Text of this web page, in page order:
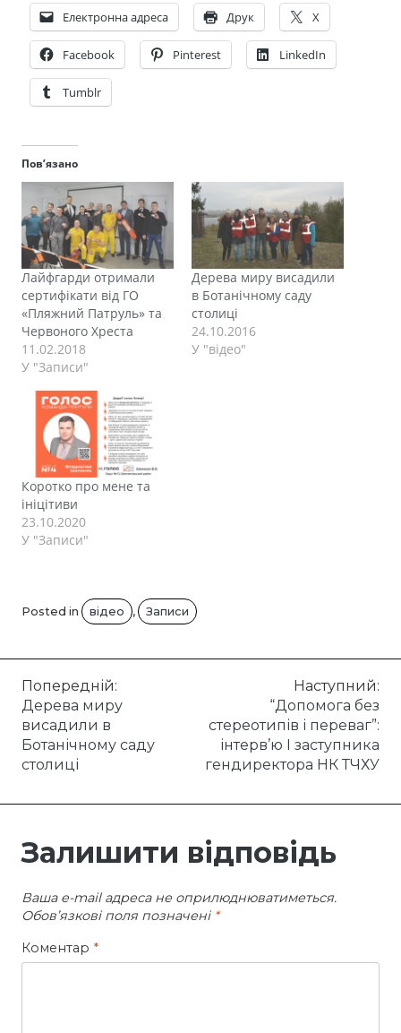
Електронна адреса Друк X
Facebook Pinterest LinkedIn
Tumblr
Пов’язано
Лайфгарди отримали
сертифікати від ГО
«Пляжний Патруль» та
Червоного Хреста
11.02.2018
У "Записи"
Дерева миру висадили
в Ботанічному саду
столиці
24.10.2016
У "відео"
Коротко про мене та
ініцітиви
23.10.2020
У "Записи"
Posted in відео , Записи
Навігація
записів
Попередній:
Дерева миру
висадили в
Ботанічному саду
столиці
Наступний:
“Допомога без
стереотипів і переваг”:
інтерв’ю I заступника
гендиректора НК ТЧХУ
Залишити відповідь
Ваша e-mail адреса не оприлюднюватиметься.
Обов’язкові поля позначені *
Коментар *